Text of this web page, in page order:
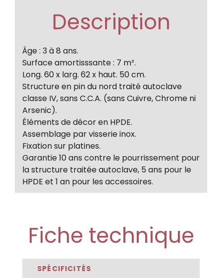
Description
Âge : 3 à 8 ans.
Surface amortisssante : 7 m².
Long. 60 x larg. 62 x haut. 50 cm.
Structure en pin du nord traité autoclave
classe IV, sans C.C.A. (sans Cuivre, Chrome ni
Arsenic).
Éléments de décor en HPDE.
Assemblage par visserie inox.
Fixation sur platines.
Garantie 10 ans contre le pourrissement pour
la structure traitée autoclave, 5 ans pour le
HPDE et 1 an pour les accessoires.
Fiche technique
SPÉCIFICITÉS